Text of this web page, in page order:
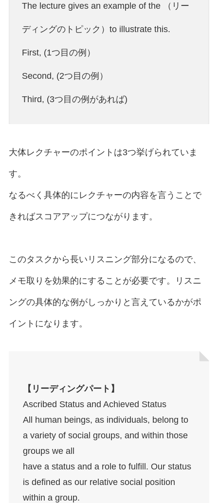
The lecture gives an example of the （リー
ディングのトピック）to illustrate this.
First, (1つ目の例）
Second, (2つ目の例）
Third, (3つ目の例があれば)
大体レクチャーのポイントは3つ挙げられていま
す。
なるべく具体的にレクチャーの内容を言うことで
きればスコアアップにつながります。
このタスクから長いリスニング部分になるので、
メモ取りを効果的にすることが必要です。リスニ
ングの具体的な例がしっかりと言えているかがポ
イントになります。
【リーディングパート】
Ascribed Status and Achieved Status
All human beings, as individuals, belong to
a variety of social groups, and within those
groups we all
have a status and a role to fulfill. Our status
is defined as our relative social position
within a group.